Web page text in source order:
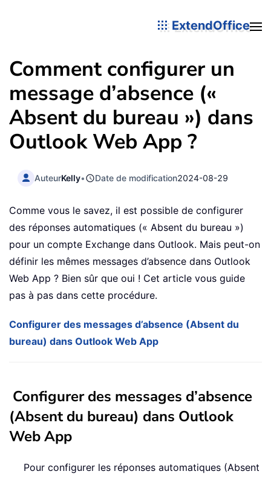
ExtendOffice
Comment configurer un
message d’absence («
Absent du bureau ») dans
Outlook Web App ?
AuteurKelly• Date de modification2024-08-29
Comme vous le savez, il est possible de configurer
des réponses automatiques (« Absent du bureau »)
pour un compte Exchange dans Outlook. Mais peut-on
définir les mêmes messages d’absence dans Outlook
Web App ? Bien sûr que oui ! Cet article vous guide
pas à pas dans cette procédure.
Configurer des messages d’absence (Absent du
bureau) dans Outlook Web App
Configurer des messages d’absence
(Absent du bureau) dans Outlook
Web App
Pour configurer les réponses automatiques (Absent